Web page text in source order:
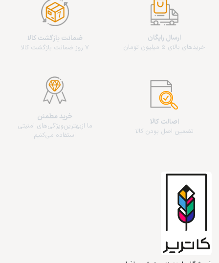
ارسال رایگان
خریدهای بالای 5 میلیون تومان
ضمانت بازگشت کالا
7 روز ضمانت بازگشت کالا
اصالت کالا
تضمین اصل بودن کالا
خرید مطمئن
ما از‌بهترین‌ویژگی‌های امنیتی
استفاده می‌کنیم